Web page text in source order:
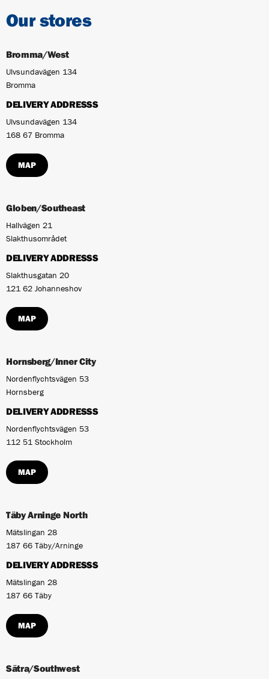
Our stores
Bromma/West
Ulvsundavägen 134
Bromma
DELIVERY ADDRESSS
Ulvsundavägen 134
168 67 Bromma
MAP
Globen/Southeast
Hallvägen 21
Slakthusområdet
DELIVERY ADDRESSS
Slakthusgatan 20
121 62 Johanneshov
MAP
Hornsberg/Inner City
Nordenflychtsvägen 53
Hornsberg
DELIVERY ADDRESSS
Nordenflychtsvägen 53
112 51 Stockholm
MAP
Täby Arninge North
Mätslingan 28
187 66 Täby/Arninge
DELIVERY ADDRESSS
Mätslingan 28
187 66 Täby
MAP
Sätra/Southwest